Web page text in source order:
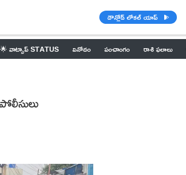
డౌన్లోడ్ లోకల్ యాప్
🌟 వాట్సాప్ STATUS వినోదం పంచాంగం రాశి ఫలాలు